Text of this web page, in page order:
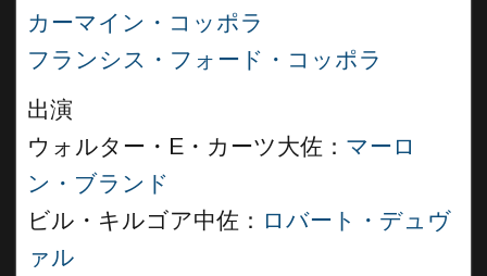
カーマイン・コッポラ
フランシス・フォード・コッポラ
出演
ウォルター・E・カーツ大佐： マーロ
ン・ブランド
ビル・キルゴア中佐： ロバート・デュヴ
ァル